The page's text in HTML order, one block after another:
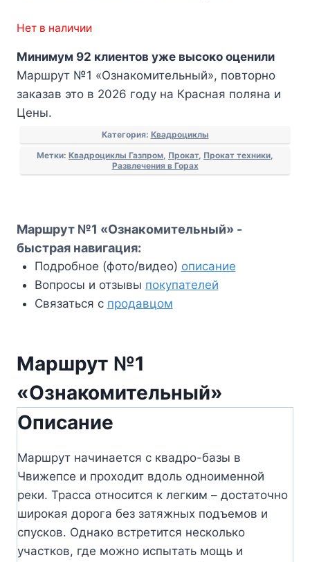
Нет в наличии
Минимум 92 клиентов уже высоко оценили
Маршрут №1 «Ознакомительный», повторно
заказав это в 2026 году на Красная поляна и
Цены.
Категория: Квадроциклы
Метки: Квадроциклы Газпром Прокат, Прокат техники
Развлечения в Горах
Маршрут №1 «Ознакомительный» -
быстрая навигация:
Подробное (фото/видео) описание
Вопросы и отзывы покупателей
Связаться с продавцом
Маршрут №1
«Ознакомительный»
Описание
Маршрут начинается с квадро-базы в
Чвижепсе и проходит вдоль одноименной
реки. Трасса относится к легким – достаточно
широкая дорога без затяжных подъемов и
спусков. Однако встретится несколько
участков, где можно испытать мощь и